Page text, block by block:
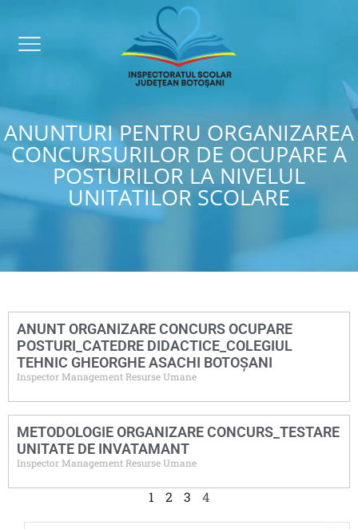
ANUNTURI PENTRU ORGANIZAREA
CONCURSURILOR DE OCUPARE A
POSTURILOR LA NIVELUL
UNITATILOR SCOLARE
ANUNT ORGANIZARE CONCURS OCUPARE
POSTURI_CATEDRE DIDACTICE_COLEGIUL
TEHNIC GHEORGHE ASACHI BOTOȘANI
Inspector Management Resurse Umane
METODOLOGIE ORGANIZARE CONCURS_TESTARE
UNITATE DE INVATAMANT
Inspector Management Resurse Umane
1 2 3 4